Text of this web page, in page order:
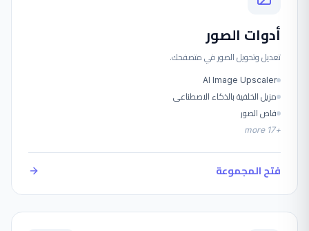
أدوات الصور
تعديل وتحويل الصور في متصفحك.
AI Image Upscaler
مزيل الخلفية بالذكاء الاصطناعي
قاص الصور
+
17
more
فتح المجموعة